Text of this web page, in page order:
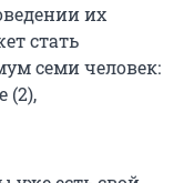
их
стать
семи человек:
(2),